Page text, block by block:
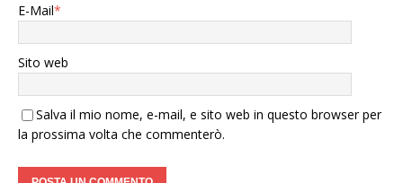
E-Mail*
Sito web
Salva il mio nome, e-mail, e sito web in questo browser per
la prossima volta che commenterò.